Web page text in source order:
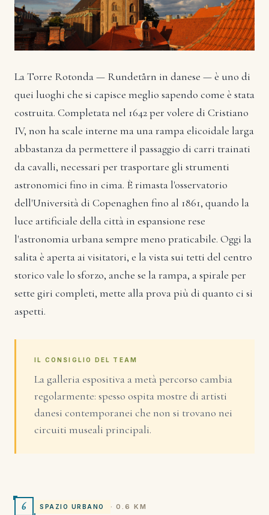
La Torre Rotonda — Rundetårn in danese — è uno di
quei luoghi che si capisce meglio sapendo come è stata
costruita. Completata nel 1642 per volere di Cristiano
IV, non ha scale interne ma una rampa elicoidale larga
abbastanza da permettere il passaggio di carri trainati
da cavalli, necessari per trasportare gli strumenti
astronomici fino in cima. È rimasta l'osservatorio
dell'Università di Copenaghen fino al 1861, quando la
luce artificiale della città in espansione rese
l'astronomia urbana sempre meno praticabile. Oggi la
salita è aperta ai visitatori, e la vista sui tetti del centro
storico vale lo sforzo, anche se la rampa, a spirale per
sette giri completi, mette alla prova più di quanto ci si
aspetti.
IL CONSIGLIO DEL TEAM
La galleria espositiva a metà percorso cambia
regolarmente: spesso ospita mostre di artisti
danesi contemporanei che non si trovano nei
circuiti museali principali.
6 SPAZIO URBANO · 0.6 KM